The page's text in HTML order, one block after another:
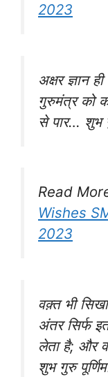
2023
अक्षर ज्ञान
गुरुमंत्र को
से पार… शुभ
Read
Wishes
2023
वक़्त भी
अंतर सिर्फ
लेता है; और
शुभ गुरु